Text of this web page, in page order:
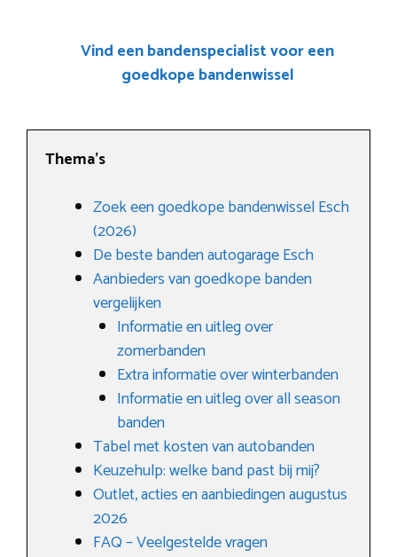
Vind een bandenspecialist voor een
goedkope bandenwissel
Thema’s
Zoek een goedkope bandenwissel Esch
(2026)
De beste banden autogarage Esch
Aanbieders van goedkope banden
vergelijken
Informatie en uitleg over
zomerbanden
Extra informatie over winterbanden
Informatie en uitleg over all season
banden
Tabel met kosten van autobanden
Keuzehulp: welke band past bij mij?
Outlet, acties en aanbiedingen augustus
2026
FAQ – Veelgestelde vragen